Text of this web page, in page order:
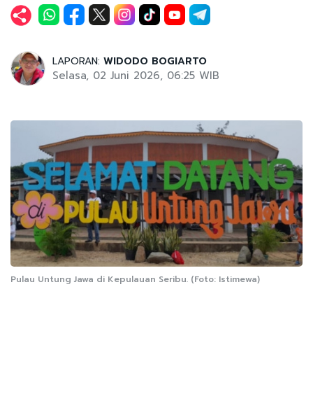
LAPORAN: WIDODO BOGIARTO
Selasa, 02 Juni 2026, 06:25 WIB
Pulau Untung Jawa di Kepulauan Seribu. (Foto: Istimewa)